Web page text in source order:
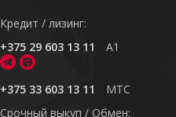
Кредит / лизинг:
+375 29 603 13 11
A1
+375 33 603 13 11
MTC
Cрочный выкуп / Обмен: